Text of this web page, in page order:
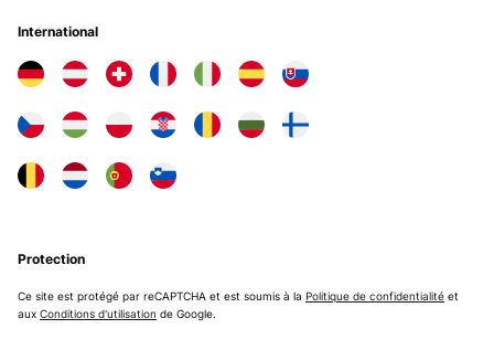
International
Protection
Ce site est protégé par reCAPTCHA et est soumis à la Politique de confidentialité et
aux Conditions d'utilisation de Google.